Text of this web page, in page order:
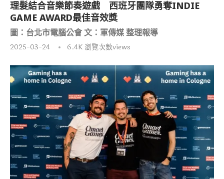
理髮結合音樂節奏遊戲 西班牙團隊勇奪INDIE
GAME AWARD最佳音效獎
圖：台北市電腦公會 文：軍傳媒 整理報導
2025-03-24 6.4K瀏覽次數views